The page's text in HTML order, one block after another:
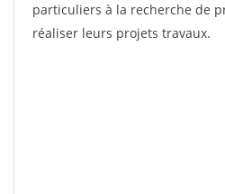
particuliers à la recherche de
réaliser leurs projets travaux.